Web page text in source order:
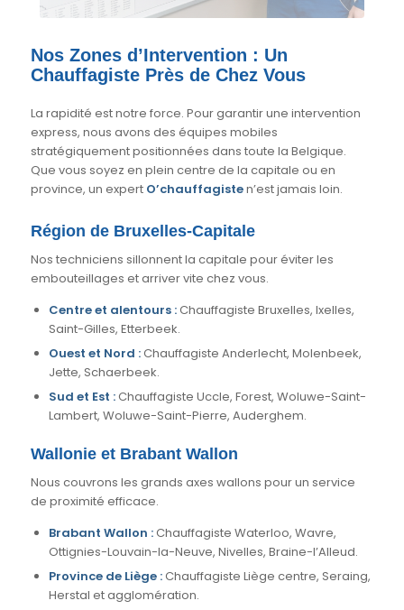
Nos Zones d’Intervention : Un
Chauffagiste Près de Chez Vous
La rapidité est notre force. Pour garantir une intervention
express, nous avons des équipes mobiles
stratégiquement positionnées dans toute la Belgique.
Que vous soyez en plein centre de la capitale ou en
province, un expert O’chauffagisten’est jamais loin.
Région de Bruxelles-Capitale
Nos techniciens sillonnent la capitale pour éviter les
embouteillages et arriver vite chez vous.
Centre et alentours :Chauffagiste Bruxelles, Ixelles,
Saint-Gilles, Etterbeek.
Ouest et Nord :Chauffagiste Anderlecht, Molenbeek,
Jette, Schaerbeek.
Sud et Est :Chauffagiste Uccle, Forest, Woluwe-Saint-
Lambert, Woluwe-Saint-Pierre, Auderghem.
Wallonie et Brabant Wallon
Nous couvrons les grands axes wallons pour un service
de proximité efficace.
Brabant Wallon :Chauffagiste Waterloo, Wavre,
Ottignies-Louvain-la-Neuve, Nivelles, Braine-l’Alleud.
Province de Liège :Chauffagiste Liège centre, Seraing,
Herstal et agglomération.